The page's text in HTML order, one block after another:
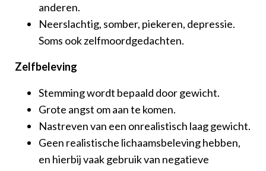
anderen.
Neerslachtig, somber, piekeren, depressie.
Soms ook zelfmoordgedachten.
Zelfbeleving
Stemming wordt bepaald door gewicht.
Grote angst om aan te komen.
Nastreven van een onrealistisch laag gewicht.
Geen realistische lichaamsbeleving hebben,
en hierbij vaak gebruik van negatieve